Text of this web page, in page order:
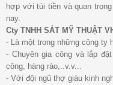
hợp với túi tiền và quan
nay.
Cty TNHH SẮT MỸ THUẬT
- Là một trong những công ty
- Chuyên gia công và lắp
công, hàng rào,..v.v...
- Với đội ngũ thợ giàu kinh